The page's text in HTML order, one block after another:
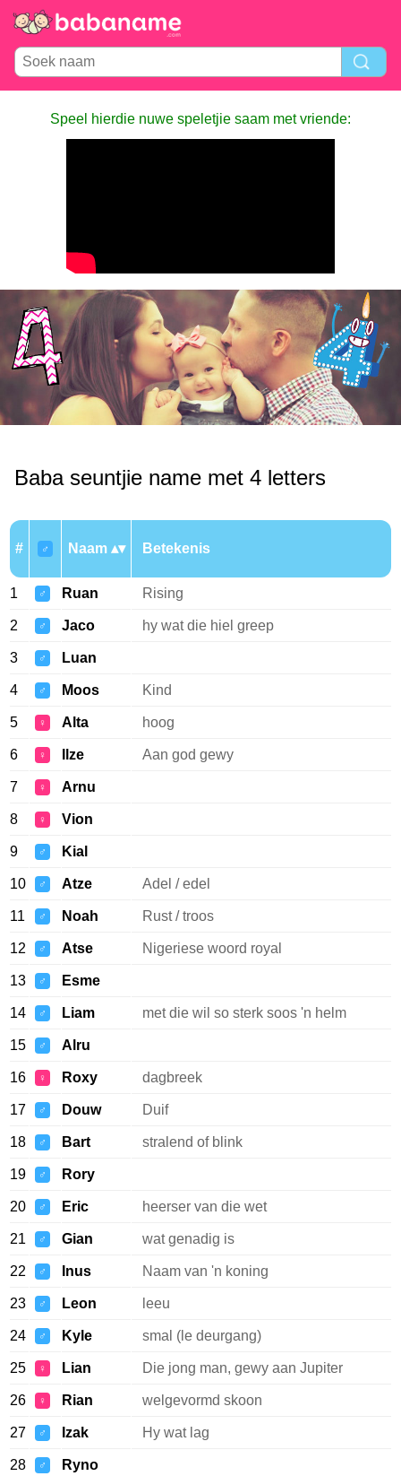
Speel hierdie nuwe speletjie saam met vriende:
Baba seuntjie name met 4 letters
# ♂ Naam Betekenis
1 ♂ Ruan Rising
2 ♂ Jaco hy wat die hiel greep
3 ♂ Luan
4 ♂ Moos Kind
5 ♀ Alta hoog
6 ♀ Ilze Aan god gewy
7 ♀ Arnu
8 ♀ Vion
9 ♂ Kial
10 ♂ Atze Adel / edel
11 ♂ Noah Rust / troos
12 ♂ Atse Nigeriese woord royal
13 ♂ Esme
14 ♂ Liam met die wil so sterk soos 'n helm
15 ♂ Alru
16 ♀ Roxy dagbreek
17 ♂ Douw Duif
18 ♂ Bart stralend of blink
19 ♂ Rory
20 ♂ Eric heerser van die wet
21 ♂ Gian wat genadig is
22 ♂ Inus Naam van 'n koning
23 ♂ Leon leeu
24 ♂ Kyle smal (le deurgang)
25 ♀ Lian Die jong man, gewy aan Jupiter
26 ♀ Rian welgevormd skoon
27 ♂ Izak Hy wat lag
28 ♂ Ryno